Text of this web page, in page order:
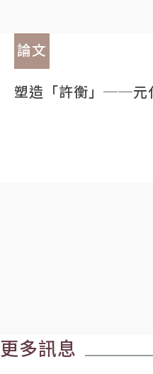
論文
塑造「許衡」──元
更多訊息